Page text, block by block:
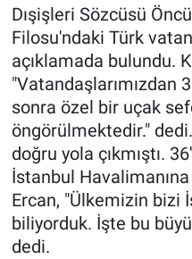
Dışişleri Sözcüsü
Filosu'ndaki Türk
açıklamada bulundu.
"Vatandaşlarımızdan
sonra özel bir uçak
öngörülmektedir."
doğru yola çıkmıştı.
İstanbul
Ercan, "Ülkemizin bizi
biliyorduk. İşte bu
dedi.
Trend
Özel Haberler
Yazarlar
Ekonomi
Dünya
Medya
Özel Haberler
Kadın
Son Dakika Haberleri
Haber Arşivi